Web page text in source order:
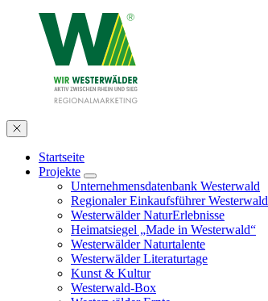
Startseite
Projekte
Unternehmensdatenbank Westerwald
Regionaler Einkaufsführer Westerwald
Westerwälder NaturErlebnisse
Heimatsiegel „Made in Westerwald“
Westerwälder Naturtalente
Westerwälder Literaturtage
Kunst & Kultur
Westerwald-Box